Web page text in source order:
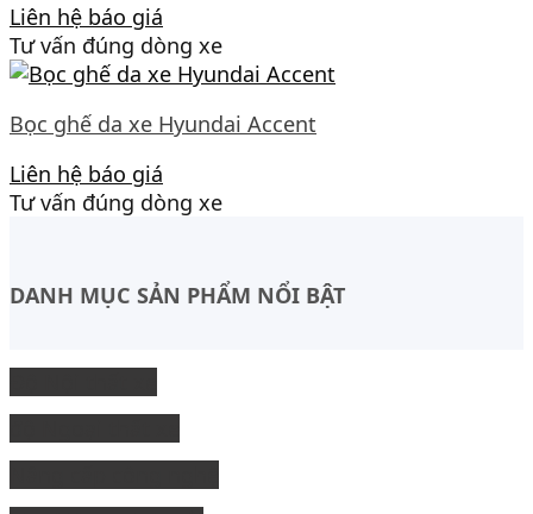
Liên hệ báo giá
Tư vấn đúng dòng xe
Bọc ghế da xe Hyundai Accent
Liên hệ báo giá
Tư vấn đúng dòng xe
DANH MỤC SẢN PHẨM NỔI BẬT